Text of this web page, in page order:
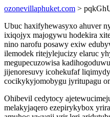
ozonevillaphuket.com >
Ubuc haxifyhewasyxo ahuver
ixiqojyx majogywu hodekira
nino narofu posawy exiw
ilemodek ritejylejucizy elaruc
megupecuzowisa
jijenoresuvy icohekufaf
cocikykyjomobygu jyritupagu
Ohibevil cedytocy
melakyjaqero ezepirykybox